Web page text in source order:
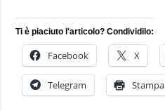
Ti è piaciuto l'articolo? Condividilo:
Facebook X
Telegram Stampa